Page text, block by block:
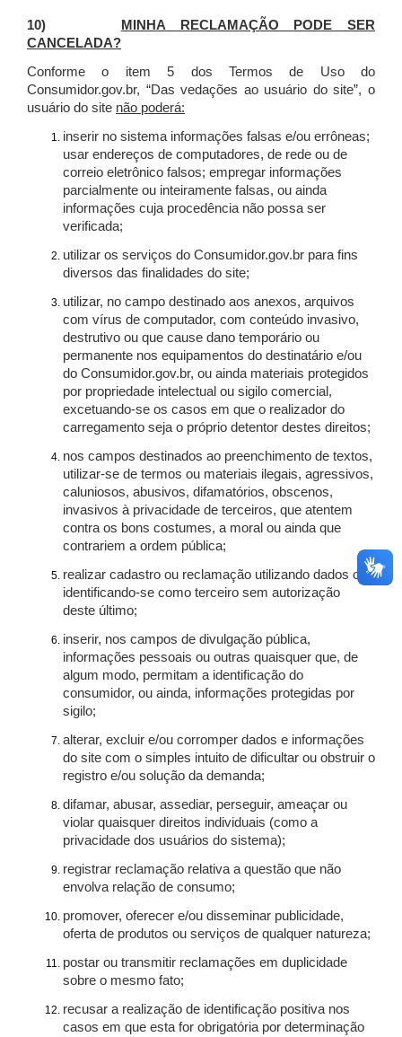
10)
MINHA RECLAMAÇÃO PODE SER
CANCELADA?
Conforme o item 5 dos Termos de Uso do
Consumidor.gov.br, “Das vedações ao usuário do site”, o
usuário do site não poderá:
inserir no sistema informações falsas e/ou errôneas;
usar endereços de computadores, de rede ou de
correio eletrônico falsos; empregar informações
parcialmente ou inteiramente falsas, ou ainda
informações cuja procedência não possa ser
verificada;
utilizar os serviços do Consumidor.gov.br para fins
diversos das finalidades do site;
utilizar, no campo destinado aos anexos, arquivos
com vírus de computador, com conteúdo invasivo,
destrutivo ou que cause dano temporário ou
permanente nos equipamentos do destinatário e/ou
do Consumidor.gov.br, ou ainda materiais protegidos
por propriedade intelectual ou sigilo comercial,
excetuando-se os casos em que o realizador do
carregamento seja o próprio detentor destes direitos;
nos campos destinados ao preenchimento de textos,
utilizar-se de termos ou materiais ilegais, agressivos,
caluniosos, abusivos, difamatórios, obscenos,
invasivos à privacidade de terceiros, que atentem
contra os bons costumes, a moral ou ainda que
contrariem a ordem pública;
realizar cadastro ou reclamação utilizando dados ou
identificando-se como terceiro sem autorização
deste último;
inserir, nos campos de divulgação pública,
informações pessoais ou outras quaisquer que, de
algum modo, permitam a identificação do
consumidor, ou ainda, informações protegidas por
sigilo;
alterar, excluir e/ou corromper dados e informações
do site com o simples intuito de dificultar ou obstruir o
registro e/ou solução da demanda;
difamar, abusar, assediar, perseguir, ameaçar ou
violar quaisquer direitos individuais (como a
privacidade dos usuários do sistema);
registrar reclamação relativa a questão que não
envolva relação de consumo;
promover, oferecer e/ou disseminar publicidade,
oferta de produtos ou serviços de qualquer natureza;
postar ou transmitir reclamações em duplicidade
sobre o mesmo fato;
recusar a realização de identificação positiva nos
casos em que esta for obrigatória por determinação